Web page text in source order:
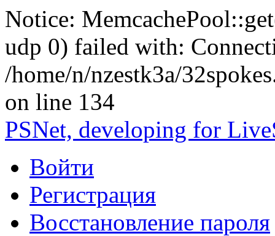
Notice:
udp 0) failed with:
/home/n/nzestk3a/
on line 134
PSNet, developing for
Войти
Регистрация
Восстановление пароля